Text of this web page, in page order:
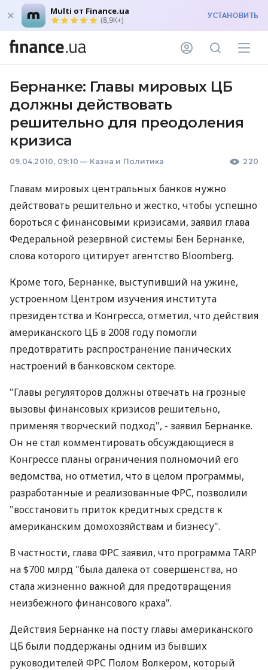
Multi от Finance.ua
(8,9K+) УСТАНОВИТЬ
Бернанке: Главы мировых ЦБ
должны действовать
решительно для преодоления
кризиса
09.04.2010, 09:10 — Казна и Политика 220
Главам мировых центральных банков нужно
действовать решительно и жестко, чтобы успешно
бороться с финансовыми кризисами, заявил глава
Федеральной резервной системы Бен Бернанке,
слова которого цитирует агентство Bloomberg.
Кроме того, Бернанке, выступивший на ужине,
устроенном Центром изучения института
президентства и Конгресса, отметил, что действия
американского ЦБ в 2008 году помогли
предотвратить распространение панических
настроений в банковском секторе.
"Главы регуляторов должны отвечать на грозные
вызовы финансовых кризисов решительно,
применяя творческий подход", - заявил Бернанке.
Он не стал комментировать обсуждающиеся в
Конгрессе планы ограничения полномочий его
ведомства, но отметил, что в целом программы,
разработанные и реализованные ФРС, позволили
"восстановить приток кредитных средств к
американским домохозяйствам и бизнесу".
В частности, глава ФРС заявил, что программа TARP
на $700 млрд "была далека от совершенства, но
стала жизненно важной для предотвращения
неизбежного финансового краха".
Действия Бернанке на посту главы американского
ЦБ были поддержаны одним из бывших
руководителей ФРС Полом Волкером, который